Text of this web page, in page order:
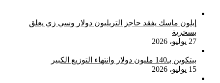
إيلون ماسك يفقد حاجز التريليون دولار وسي زي يعلق
بسخرية
27 يوليو، 2026
بيتكوين بـ140 مليون دولار وانتهاء التوزيع الكبير
15 يوليو، 2026